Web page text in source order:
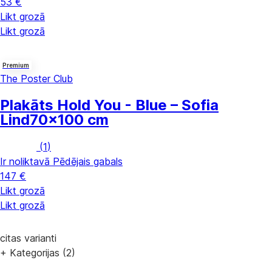
Likt grozā
Likt grozā
Premium
The Poster Club
Plakāts Hold You - Blue – Sofia
Lind70x100 cm
(1)
Ir noliktavā Pēdējais gabals
147 €
Likt grozā
Likt grozā
citas varianti
+ Kategorijas (2)